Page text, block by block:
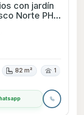
con jardín
Norte PH a
82 m² 1